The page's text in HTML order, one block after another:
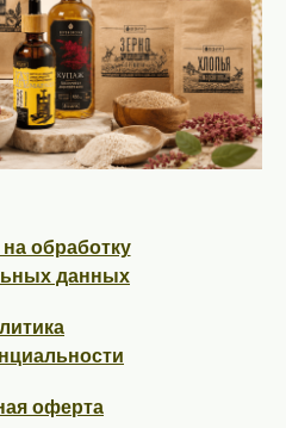
обработку
данных
оферта